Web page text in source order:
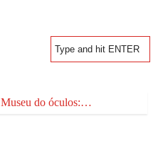
Museu do óculos:…